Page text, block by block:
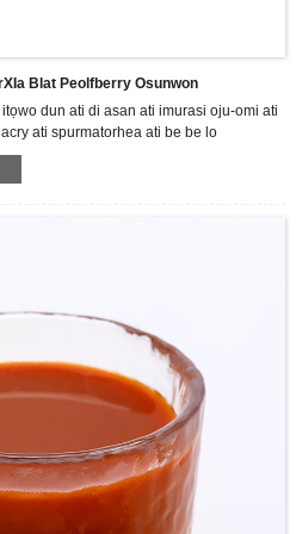
Blat Peolfberry Osunwon
dun ati di asan ati imurasi oju-omi ati
ati spurmatorhea ati be be lo
ati awọn tita ti awọn ọja lẹsẹsẹ Gomi
Goji. Gẹgẹbi olupese Goji Berry ti o